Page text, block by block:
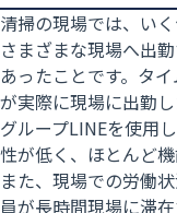
清掃の現場では、い
さまざまな現場へ出
あったことです。タ
が実際に現場に出勤
グループLINEを使用
性が低く、ほとんど
また、現場での労働
員が長時間現場に滞